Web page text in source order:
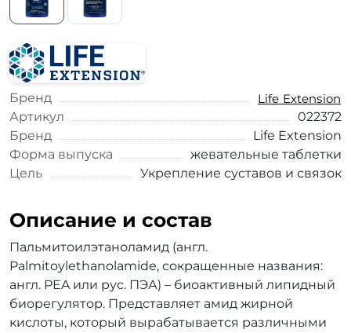
Бренд
Life Extension
Артикул
022372
Бренд
Life Extension
Форма выпуска
жевательные таблетки
Цель
Укрепление суставов и связок
Описание и состав
Пальмитоилэтаноламид (англ.
Palmitoylethanolamide, сокращенные названия:
англ. PEA или рус. ПЭА) – биоактивный липидный
биорегулятор. Представляет амид жирной
кислоты, который вырабатывается различными